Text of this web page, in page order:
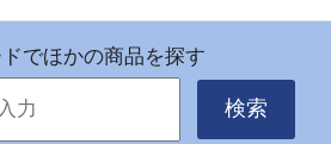
でほかの商品を探す
検索